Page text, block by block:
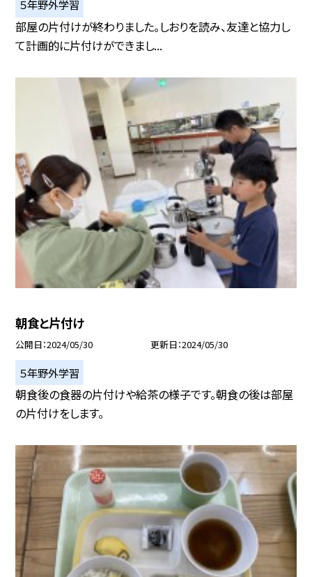
５年野外学習
部屋の片付けが終わりました。しおりを読み、友達と協力し
て計画的に片付けができまし...
朝食と片付け
公開日 2024/05/30 更新日 2024/05/30
５年野外学習
朝食後の食器の片付けや給茶の様子です。朝食の後は部屋
の片付けをします。